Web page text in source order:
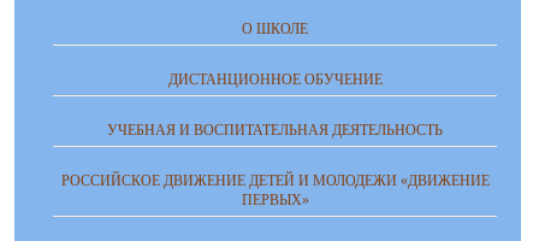
О ШКОЛЕ
ДИСТАНЦИОННОЕ ОБУЧЕНИЕ
УЧЕБНАЯ И ВОСПИТАТЕЛЬНАЯ ДЕЯТЕЛЬНОСТЬ
РОССИЙСКОЕ ДВИЖЕНИЕ ДЕТЕЙ И МОЛОДЕЖИ «ДВИЖЕНИЕ
ПЕРВЫХ»